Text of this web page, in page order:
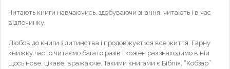
Читають книги навчаючись, здобуваючи знання, читають і в час
відпочинку.
Любов до книги з дитинства і продовжується все життя. Гарну
книжку часто читаємо багато разів і кожен раз знаходимо в ній
щось нове, цікаве, вражаюче. Такими книгами є Біблія, “Кобзар”